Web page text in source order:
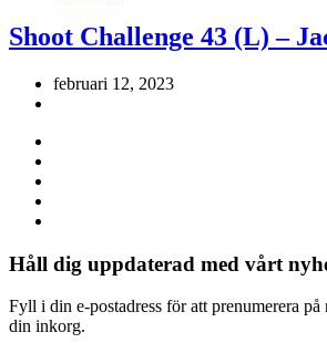
Shoot Challenge 43 (L) –
februari 12, 2023
Håll dig uppdaterad med vårt
Fyll i din e-postadress för att prenumerera
din inkorg.